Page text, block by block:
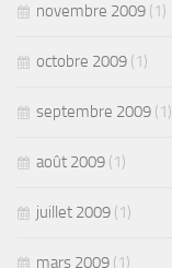
novembre 2009 (1)
octobre 2009 (1)
septembre 2009 (1)
août 2009 (1)
juillet 2009 (1)
mars 2009 (1)